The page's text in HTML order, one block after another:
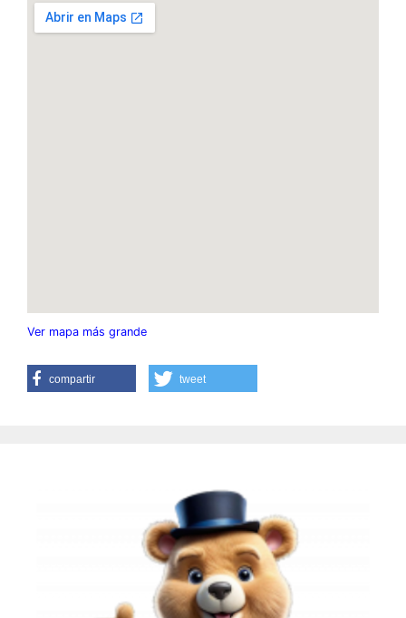
Ver mapa más grande
compartir tweet